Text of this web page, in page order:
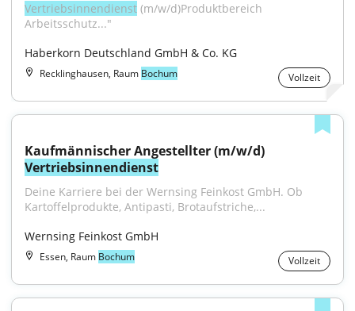
Vertriebsinnendienst (m/w/d)Produktbereich
Arbeitsschutz..."
Haberkorn Deutschland GmbH & Co. KG
Recklinghausen, Raum Bochum Vollzeit
Vertriebsinnendienst
Deine Karriere bei der Wernsing Feinkost GmbH. Ob
Kartoffelprodukte, Antipasti, Brotaufstriche,...
Wernsing Feinkost GmbH
Essen, Raum Bochum Vollzeit